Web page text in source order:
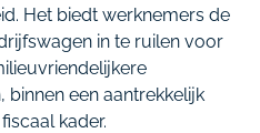
Het biedt werknemers de
in te ruilen voor
een aantrekkelijk
kader.